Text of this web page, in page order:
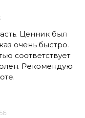
Ценник был
очень быстро.
соответствует
Рекомендую